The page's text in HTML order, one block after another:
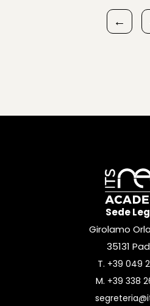
←
Sede
Girolamo
35131
T. +39 049
M. +39 338